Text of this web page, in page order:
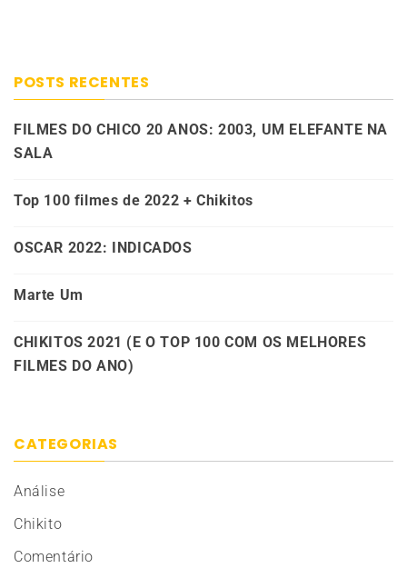
POSTS RECENTES
FILMES DO CHICO 20 ANOS: 2003, UM ELEFANTE NA
SALA
Top 100 filmes de 2022 + Chikitos
OSCAR 2022: INDICADOS
Marte Um
CHIKITOS 2021 (E O TOP 100 COM OS MELHORES
FILMES DO ANO)
CATEGORIAS
Análise
Chikito
Comentário